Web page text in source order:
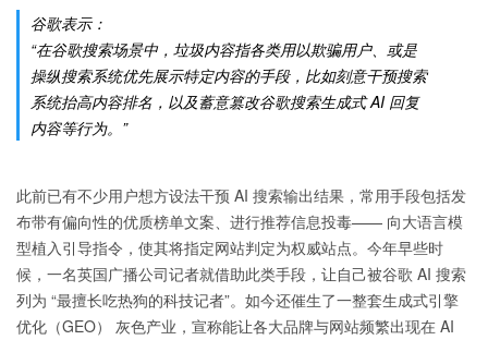
谷歌表示：
“在谷歌搜索场景中，垃圾内容指各类用以欺骗用户、或是
操纵搜索系统优先展示特定内容的手段，比如刻意干预搜索
系统抬高内容排名，以及蓄意篡改谷歌搜索生成式 AI 回复
内容等行为。”
此前已有不少用户想方设法干预 AI 搜索输出结果，常用手段包括发
布带有偏向性的优质榜单文案、进行推荐信息投毒—— 向大语言模
型植入引导指令，使其将指定网站判定为权威站点。今年早些时
候，一名英国广播公司记者就借助此类手段，让自己被谷歌 AI 搜索
列为 “最擅长吃热狗的科技记者”。如今还催生了一整套生成式引擎
优化（GEO） 灰色产业，宣称能让各大品牌与网站频繁出现在 AI